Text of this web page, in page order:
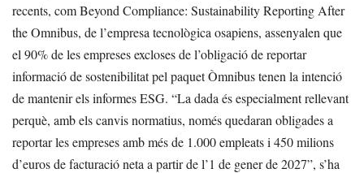
recents, com Beyond Compliance: Sustainability Reporting After
the Omnibus, de l’empresa tecnològica osapiens, assenyalen que
el 90% de les empreses excloses de l’obligació de reportar
informació de sostenibilitat pel paquet Òmnibus tenen la intenció
de mantenir els informes ESG. “La dada és especialment rellevant
perquè, amb els canvis normatius, només quedaran obligades a
reportar les empreses amb més de 1.000 empleats i 450 milions
d’euros de facturació neta a partir de l’1 de gener de 2027”, s’ha